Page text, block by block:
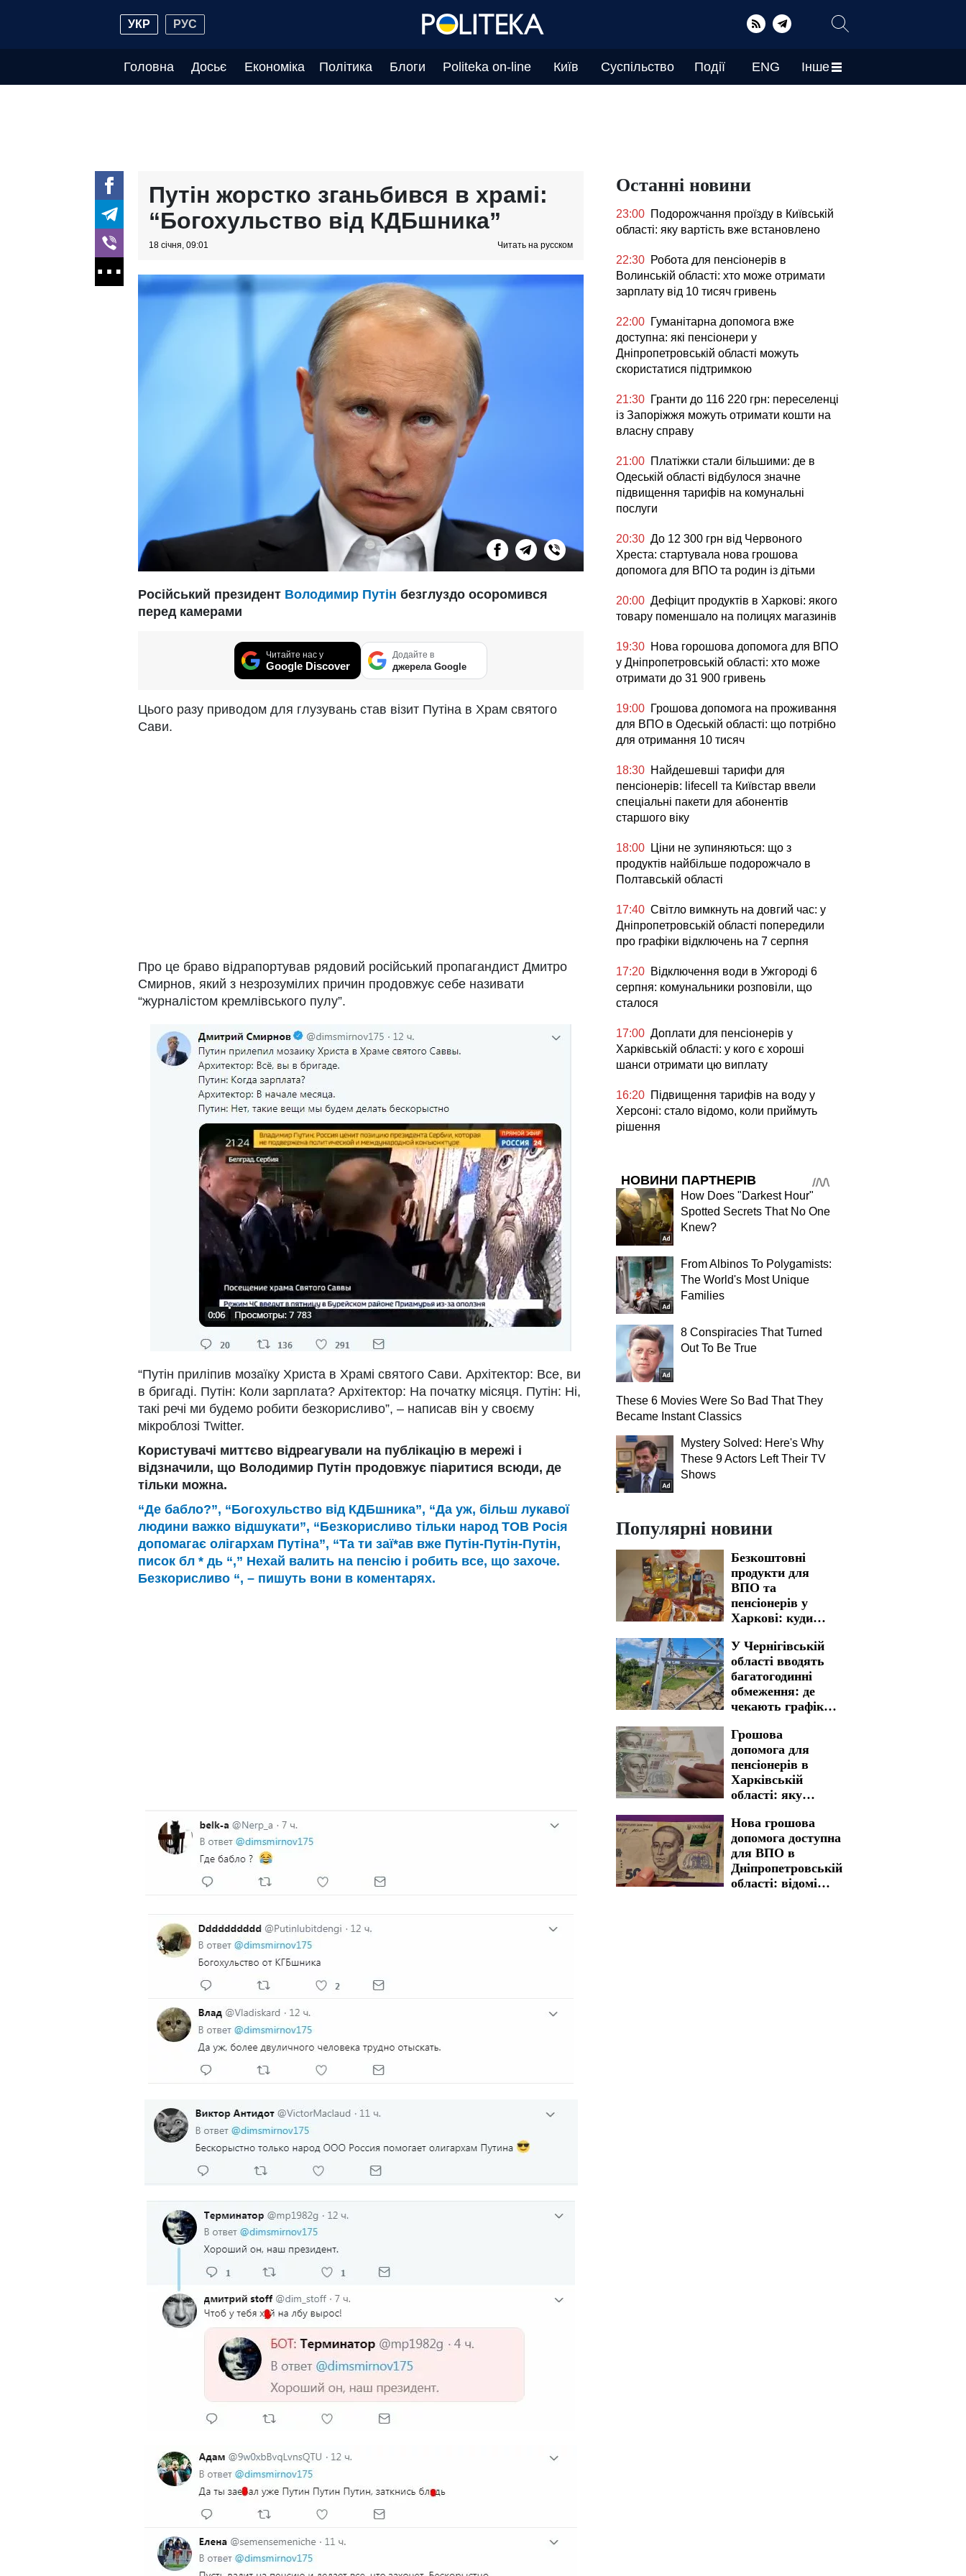
УКР РУС
Головна Досьє Економіка Політика Блоги Politeka on-line Київ Суспільство Події ENG Інше
Путін жорстко зганьбився в храмі:
“Богохульство від КДБшника”
18 січня, 09:01 Читать на русском
Російський президент Володимир Путін безглуздо осоромився
перед камерами
Читайте нас у
Google Discover
Додайте в
джерела Google
Цього разу приводом для глузувань став візит Путіна в Храм святого
Сави.
Про це браво відрапортував рядовий російський пропагандист Дмитро
Смирнов, який з незрозумілих причин продовжує себе називати
“журналістом кремлівського пулу”.
“Путін приліпив мозаїку Христа в Храмі святого Сави. Архітектор: Все, ви
в бригаді. Путін: Коли зарплата? Архітектор: На початку місяця. Путін: Ні,
такі речі ми будемо робити безкорисливо”, – написав він у своєму
мікроблозі Twitter.
Користувачі миттєво відреагували на публікацію в мережі і
відзначили, що Володимир Путін продовжує піаритися всюди, де
тільки можна.
“Де бабло?”, “Богохульство від КДБшника”, “Да уж, більш лукавої
людини важко відшукати”, “Безкорисливо тільки народ ТОВ Росія
допомагає олігархам Путіна”, “Та ти заї*ав вже Путін-Путін-Путін,
писок бл * дь “,” Нехай валить на пенсію і робить все, що захоче.
Безкорисливо “, – пишуть вони в коментарях.
Останні новини
23:00 Подорожчання проїзду в Київській
області: яку вартість вже встановлено
22:30 Робота для пенсіонерів в
Волинській області: хто може отримати
зарплату від 10 тисяч гривень
22:00 Гуманітарна допомога вже
доступна: які пенсіонери у
Дніпропетровській області можуть
скористатися підтримкою
21:30 Гранти до 116 220 грн: переселенці
із Запоріжжя можуть отримати кошти на
власну справу
21:00 Платіжки стали більшими: де в
Одеській області відбулося значне
підвищення тарифів на комунальні
послуги
20:30 До 12 300 грн від Червоного
Хреста: стартувала нова грошова
допомога для ВПО та родин із дітьми
20:00 Дефіцит продуктів в Харкові: якого
товару поменшало на полицях магазинів
19:30 Нова горошова допомога для ВПО
у Дніпропетровській області: хто може
отримати до 31 900 гривень
19:00 Грошова допомога на проживання
для ВПО в Одеській області: що потрібно
для отримання 10 тисяч
18:30 Найдешевші тарифи для
пенсіонерів: lifecell та Київстар ввели
спеціальні пакети для абонентів
старшого віку
18:00
Ціни не зупиняються: що з
продуктів найбільше подорожчало в
Полтавській області
17:40 Світло вимкнуть на довгий час: у
Дніпропетровській області попередили
про графіки відключень на 7 серпня
17:20 Відключення води в Ужгороді 6
серпня: комунальники розповіли, що
сталося
17:00 Доплати для пенсіонерів у
Харківській області: у кого є хороші
шанси отримати цю виплату
16:20 Підвищення тарифів на воду у
Херсоні: стало відомо, коли приймуть
рішення
НОВИНИ ПАРТНЕРІВ
How Does "Darkest Hour"
Spotted Secrets That No One
Knew?
From Albinos To Polygamists:
The World's Most Unique
Families
8 Conspiracies That Turned
Out To Be True
These 6 Movies Were So Bad That They
Became Instant Classics
Mystery Solved: Here's Why
These 9 Actors Left Their TV
Shows
Популярні новини
Безкоштовні
продукти для
ВПО та
пенсіонерів у
Харкові: куди
отримання
життєво важливої
допомоги
У Чернігівській
області вводять
багатогодинні
обмеження: де
чекають графіки
світла на 6 та 7
серпня
Грошова
допомога для
пенсіонерів в
Харківській
області: яку
необхідно пройти
для отримання
виплат
Нова грошова
допомога доступна
для ВПО в
Дніпропетровській
області: відомі